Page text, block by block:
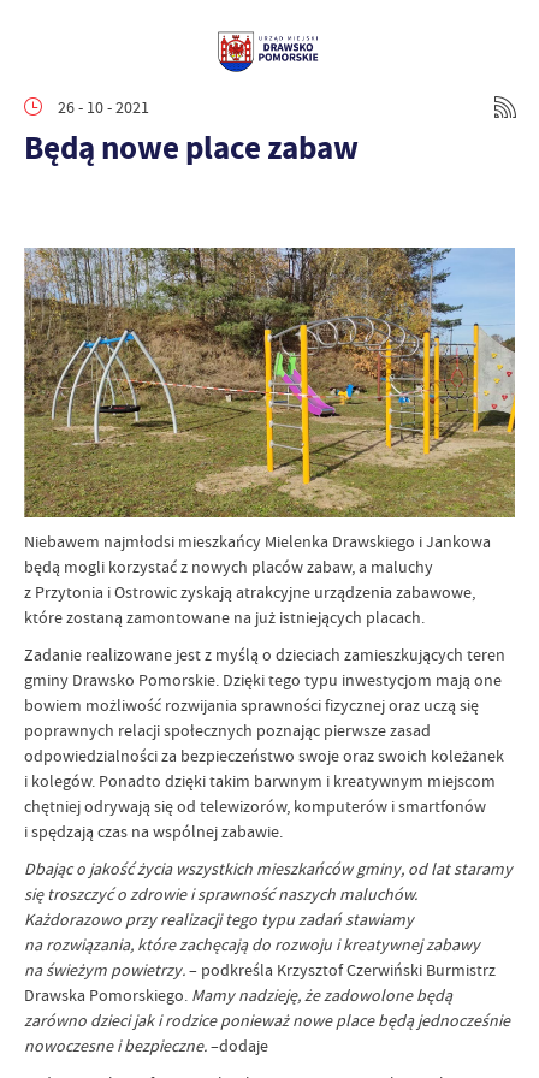
26 - 10 - 2021
Będą nowe place zabaw
Niebawem najmłodsi mieszkańcy Mielenka Drawskiego i Jankowa
będą mogli korzystać z nowych placów zabaw, a maluchy
z Przytonia i Ostrowic zyskają atrakcyjne urządzenia zabawowe,
które zostaną zamontowane na już istniejących placach.
Zadanie realizowane jest z myślą o dzieciach zamieszkujących teren
gminy Drawsko Pomorskie. Dzięki tego typu inwestycjom mają one
bowiem możliwość rozwijania sprawności fizycznej oraz uczą się
poprawnych relacji społecznych poznając pierwsze zasad
odpowiedzialności za bezpieczeństwo swoje oraz swoich koleżanek
i kolegów. Ponadto dzięki takim barwnym i kreatywnym miejscom
chętniej odrywają się od telewizorów, komputerów i smartfonów
i spędzają czas na wspólnej zabawie.
Dbając o jakość życia wszystkich mieszkańców gminy, od lat staramy
się troszczyć o zdrowie i sprawność naszych maluchów.
Każdorazowo przy realizacji tego typu zadań stawiamy
na rozwiązania, które zachęcają do rozwoju i kreatywnej zabawy
na świeżym powietrzy.– podkreśla Krzysztof Czerwiński Burmistrz
Drawska Pomorskiego. Mamy nadzieję, że zadowolone będą
zarówno dzieci jak i rodzice ponieważ nowe place będą jednocześnie
nowoczesne i bezpieczne.–dodaje